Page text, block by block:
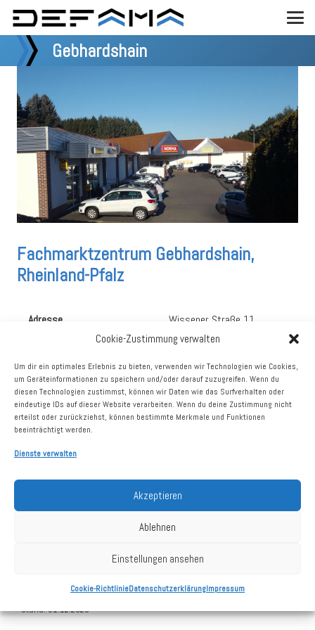
Cookie-Zustimmung verwalten
Um dir ein optimales Erlebnis zu bieten, verwenden wir Technologien wie Cookies,
um Geräteinformationen zu speichern und/oder darauf zuzugreifen. Wenn du
diesen Technologien zustimmst, können wir Daten wie das Surfverhalten oder
eindeutige IDs auf dieser Website verarbeiten. Wenn du deine Zustimmung nicht
erteilst oder zurückziehst, können bestimmte Merkmale und Funktionen
beeinträchtigt werden.
Dienste verwalten
Akzeptieren
Ablehnen
Einstellungen ansehen
Cookie-RichtlinieDatenschutzerklärungImpressum
Gebhardshain
Fachmarktzentrum Gebhardshain,
Rheinland-Pfalz
Adresse
Wissener Straße 11
57580 Gebhardshain
Vermietungsstand
87%
Größte Mieter
NORMA
Getränke Hoffmann
Kaufdatum 13.04.2017
Grundstück
12.506 m²
1993
Stand: 31.12.2025